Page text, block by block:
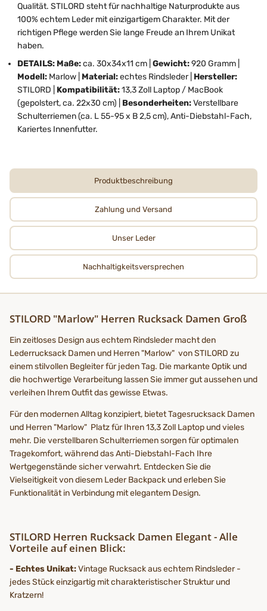
Qualität. STILORD steht für nachhaltige Naturprodukte aus
100% echtem Leder mit einzigartigem Charakter. Mit der
richtigen Pflege werden Sie lange Freude an Ihrem Unikat
haben.
DETAILS: Maße:ca. 30x34x11 cm | Gewicht:920 Gramm |
Modell: Marlow | Material:echtes Rindsleder | Hersteller:
STILORD |
Kompatibilität:13,3 Zoll Laptop / MacBook
(gepolstert, ca. 22x30 cm) | Besonderheiten:Verstellbare
Schulterriemen (ca. L 55-95 x B 2,5 cm), Anti-Diebstahl-Fach,
Kariertes Innenfutter.
Produktbeschreibung
Zahlung und Versand
Unser Leder
Nachhaltigkeits­­­versprechen
STILORD "Marlow" Herren Rucksack Damen Groß
Ein zeitloses Design aus echtem Rindsleder macht den
Lederrucksack Damen und Herren "Marlow" von STILORD zu
einem stilvollen Begleiter für jeden Tag. Die markante Optik und
die hochwertige Verarbeitung lassen Sie immer gut aussehen und
verleihen Ihrem Outfit das gewisse Etwas.
Für den modernen Alltag konzipiert, bietet Tagesrucksack Damen
und Herren "Marlow" Platz für Ihren 13,3 Zoll Laptop und vieles
mehr. Die verstellbaren Schulterriemen sorgen für optimalen
Tragekomfort, während das Anti-Diebstahl-Fach Ihre
Wertgegenstände sicher verwahrt. Entdecken Sie die
Vielseitigkeit von diesem Leder Backpack und erleben Sie
Funktionalität in Verbindung mit elegantem Design.
STILORD Herren Rucksack Damen Elegant - Alle
Vorteile auf einen Blick:
- Echtes Unikat:Vintage Rucksack aus echtem Rindsleder -
jedes Stück einzigartig mit charakteristischer Struktur und
Kratzern!